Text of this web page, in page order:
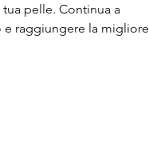
pelle. Continua a
raggiungere la migliore